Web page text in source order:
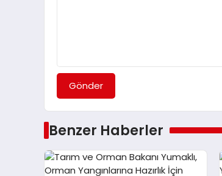
Gönder
Benzer Haberler